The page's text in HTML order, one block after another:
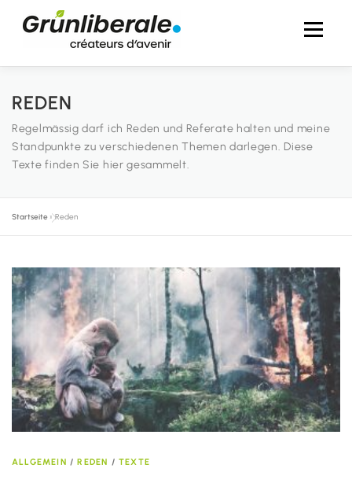
Inhalt
Menü
AKTUELL
IN DEN MEDIEN FOTOS KONTAKT
REDEN
Regelmässig darf ich Reden und Referate halten und meine
Standpunkte zu verschiedenen Themen darlegen. Diese
Texte finden Sie hier gesammelt.
Startseite »Reden
ALLGEMEIN /REDEN /TEXTE